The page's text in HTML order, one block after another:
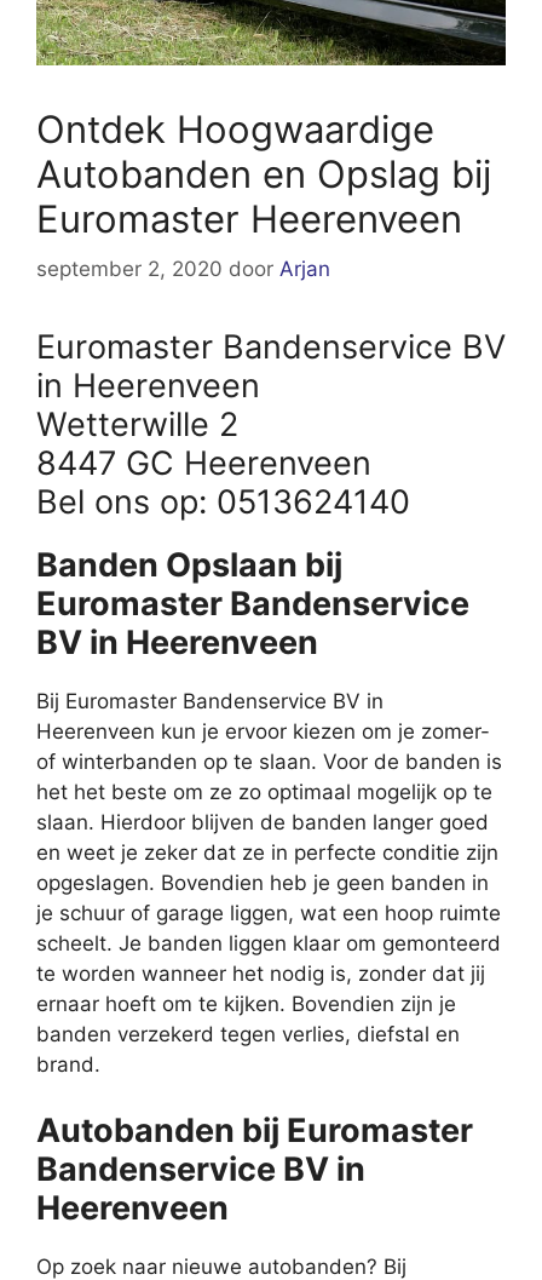
Ontdek Hoogwaardige
Autobanden en Opslag bij
Euromaster Heerenveen
september 2, 2020 door Arjan
Euromaster Bandenservice BV
in Heerenveen
Wetterwille 2
8447 GC Heerenveen
Bel ons op: 0513624140
Banden Opslaan bij
Euromaster Bandenservice
BV in Heerenveen
Bij Euromaster Bandenservice BV in
Heerenveen kun je ervoor kiezen om je zomer-
of winterbanden op te slaan. Voor de banden is
het het beste om ze zo optimaal mogelijk op te
slaan. Hierdoor blijven de banden langer goed
en weet je zeker dat ze in perfecte conditie zijn
opgeslagen. Bovendien heb je geen banden in
je schuur of garage liggen, wat een hoop ruimte
scheelt. Je banden liggen klaar om gemonteerd
te worden wanneer het nodig is, zonder dat jij
ernaar hoeft om te kijken. Bovendien zijn je
banden verzekerd tegen verlies, diefstal en
brand.
Autobanden bij Euromaster
Bandenservice BV in
Heerenveen
Op zoek naar nieuwe autobanden? Bij